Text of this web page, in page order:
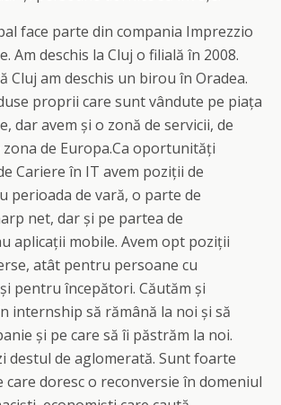
face parte din compania Imprezzio
Am deschis la Cluj o filială în 2008.
Cluj am deschis un birou în Oradea.
proprii care sunt vândute pe piața
dar avem și o zonă de servicii, de
de Europa.Ca oportunități
Cariere în IT avem poziții de
perioada de vară, o parte de
net, dar și pe partea de
aplicații mobile. Avem opt poziții
atât pentru persoane cu
pentru începători. Căutăm și
internship să rămână la noi și să
și pe care să îi păstrăm la noi.
destul de aglomerată. Sunt foarte
care doresc o reconversie în domeniul